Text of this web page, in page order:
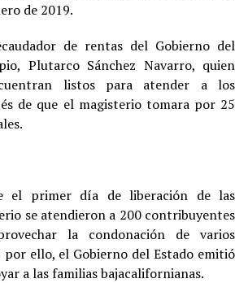
de 2019.
de rentas del Gobierno del
Plutarco Sánchez Navarro, quien
listos para atender a los
de que el magisterio tomara por 25
el primer día de liberación de las
se atendieron a 200 contribuyentes
la condonación de varios
por ello, el Gobierno del Estado emitió
a las familias bajacalifornianas.